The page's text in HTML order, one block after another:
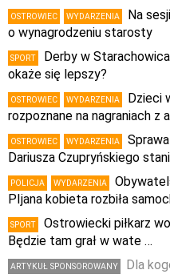
OSTROWIEC WYDARZENIA
Na
o wynagrodzeniu starosty
SPORT
Derby w
okaże się lepszy?
OSTROWIEC WYDARZENIA
Dzieci
rozpoznane na nagraniach z
OSTROWIEC WYDARZENIA
Dariusza Czupryńskiego
POLICJA WYDARZENIA
PIjana kobieta rozbiła
SPORT
Ostrowiecki piłkarz
Będzie tam grał w wate …
ARTYKUŁ SPONSOROWANY
Dla